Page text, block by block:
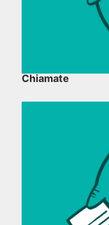
Chiamate